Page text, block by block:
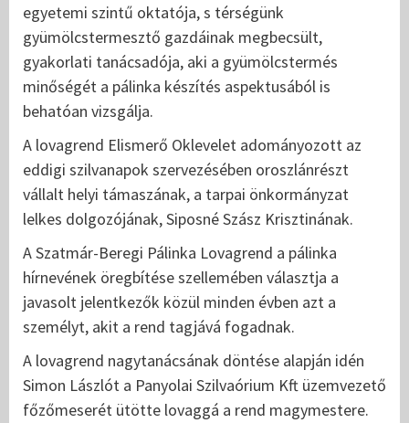
egyetemi szintű oktatója, s térségünk
gyümölcstermesztő gazdáinak megbecsült,
gyakorlati tanácsadója, aki a gyümölcstermés
minőségét a pálinka készítés aspektusából is
behatóan vizsgálja.
A lovagrend Elismerő Oklevelet adományozott az
eddigi szilvanapok szervezésében oroszlánrészt
vállalt helyi támaszának, a tarpai önkormányzat
lelkes dolgozójának, Siposné Szász Krisztinának.
A Szatmár-Beregi Pálinka Lovagrend a pálinka
hírnevének öregbítése szellemében választja a
javasolt jelentkezők közül minden évben azt a
személyt, akit a rend tagjává fogadnak.
A lovagrend nagytanácsának döntése alapján idén
Simon Lászlót a Panyolai Szilvaórium Kft üzemvezető
főzőmeserét ütötte lovaggá a rend magymestere.